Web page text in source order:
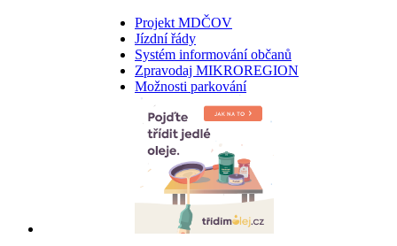
Projekt MDČOV
Jízdní řády
Systém informování občanů
Zpravodaj MIKROREGION
Možnosti parkování